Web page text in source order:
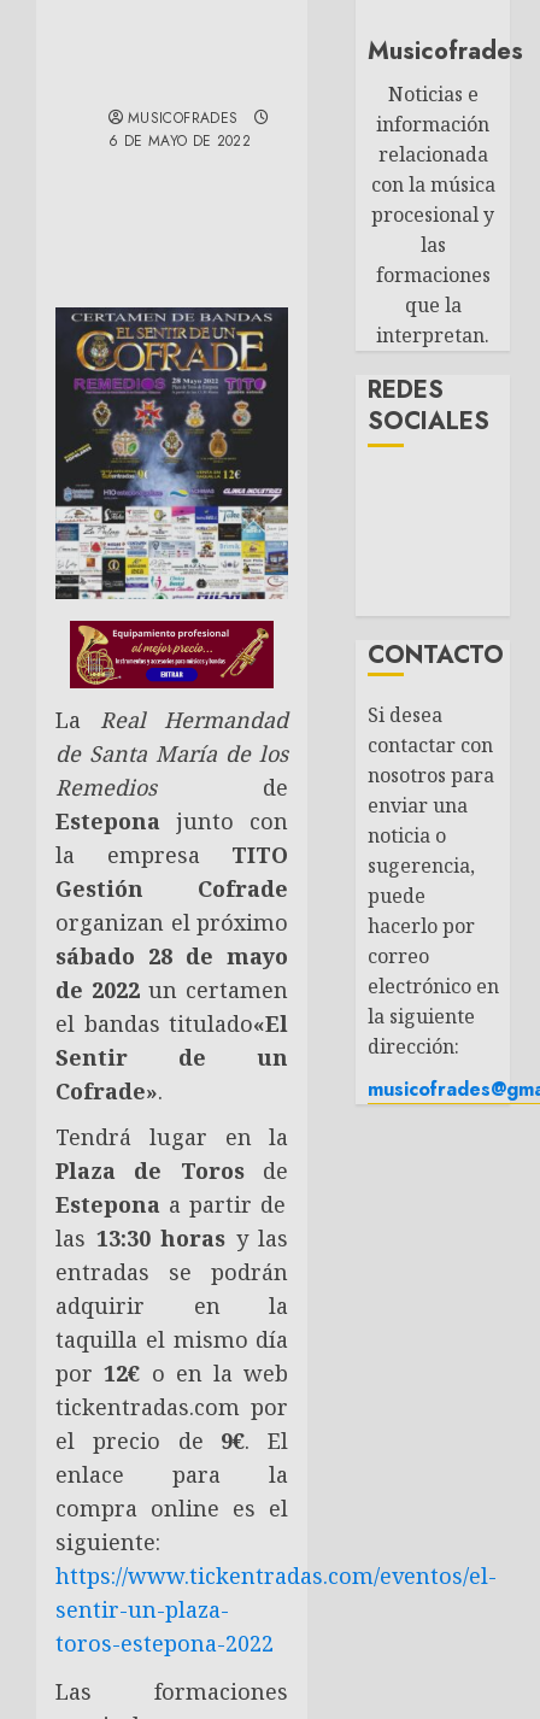
MUSICOFRADES
6 DE MAYO DE 2022
La Real Hermandad
de Santa María de los
Remediosde
Estepona junto con
la empresa TITO
Gestión Cofrade
organizan el próximo
sábado 28 de mayo
de 2022 un certamen
el bandas titulado«El
Sentir de un
Cofrade».
Tendrá lugar en la
Plaza de Toros de
Estepona a partir de
las 13:30 horas y las
entradas se podrán
adquirir en la
taquilla el mismo día
por12€ o en la web
tickentradas.com por
el precio de 9€. El
enlace para la
compra online es el
siguiente:
https://www.tickentradas.com/eventos/el-
sentir-un-plaza-
toros-estepona-2022
Las formaciones
Musicofrades
Noticias e
información
relacionada
con la música
procesional y
las
formaciones
que la
interpretan.
REDES
SOCIALES
CONTACTO
Si desea
contactar con
nosotros para
enviar una
noticia o
sugerencia,
puede
hacerlo por
correo
electrónico en
la siguiente
dirección: